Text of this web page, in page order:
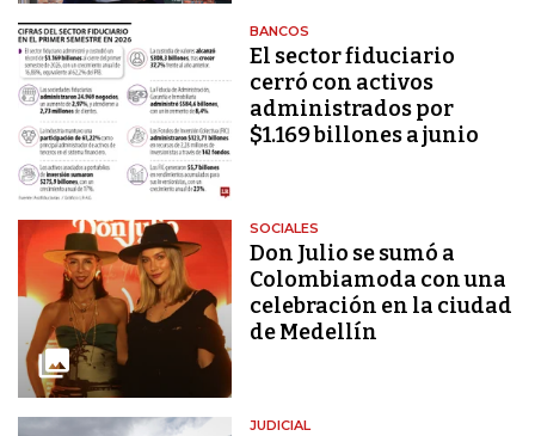
BANCOS
El sector fiduciario
cerró con activos
administrados por
$1.169 billones a junio
SOCIALES
Don Julio se sumó a
Colombiamoda con una
celebración en la ciudad
de Medellín
JUDICIAL